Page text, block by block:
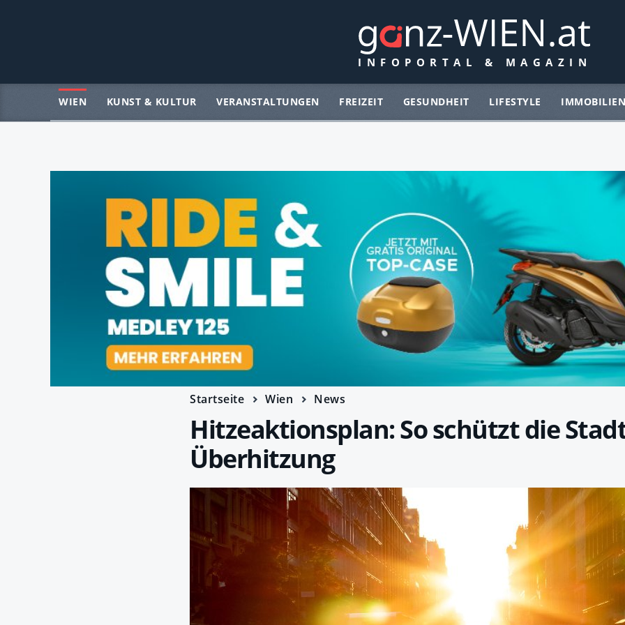
WIEN KUNST & KULTUR VERANSTALTUNGEN FREIZEIT GESUNDHEIT LIFESTYLE
Startseite Wien News
Hitzeaktionsplan: So schützt die
Überhitzung